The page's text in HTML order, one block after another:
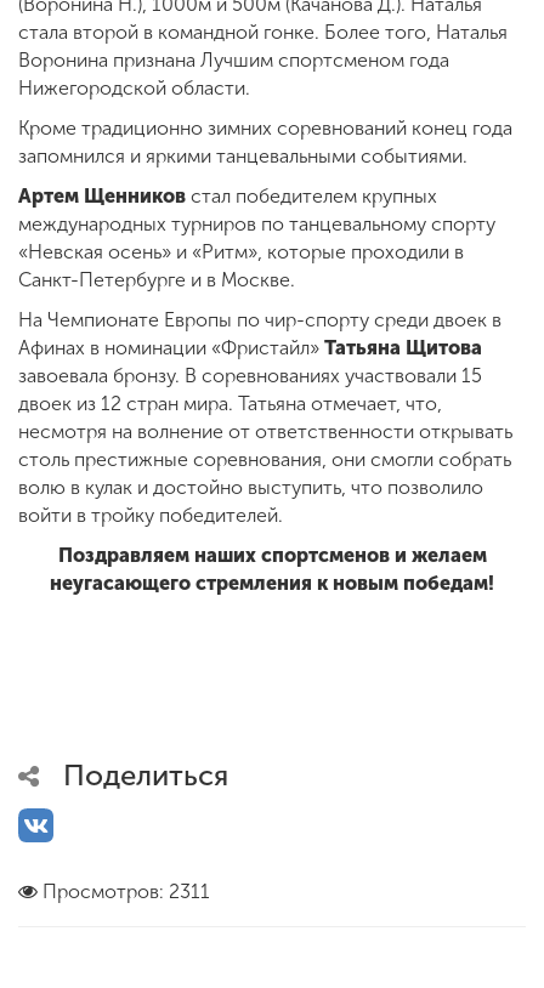
стала второй в командной гонке. Более того, Наталья
Воронина признана Лучшим спортсменом года
Нижегородской области.
Кроме традиционно зимних соревнований конец года
запомнился и яркими танцевальными событиями.
Артем Щенников стал победителем крупных
международных турниров по танцевальному спорту
«Невская осень» и «Ритм», которые проходили в
Санкт-Петербурге и в Москве.
На Чемпионате Европы по чир-спорту среди двоек в
Афинах в номинации «Фристайл» Татьяна Щитова
завоевала бронзу. В соревнованиях участвовали 15
двоек из 12 стран мира. Татьяна отмечает, что,
несмотря на волнение от ответственности открывать
столь престижные соревнования, они смогли собрать
волю в кулак и достойно выступить, что позволило
войти в тройку победителей.
Поздравляем наших спортсменов и желаем
неугасающего стремления к новым победам!
Поделиться
Просмотров: 2311